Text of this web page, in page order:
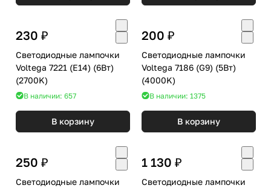
230 ₽
Светодиодные лампочки
Voltega 7221 (E14) (6Вт)
(2700K)
В наличии: 657
В корзину
200 ₽
Светодиодные лампочки
Voltega 7186 (G9) (5Вт)
(4000K)
В наличии: 1375
В корзину
250 ₽
Светодиодные лампочки
1 130 ₽
Светодиодные лампочки